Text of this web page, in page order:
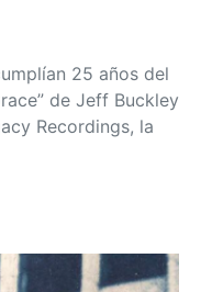
25 años del
de Jeff Buckley
Recordings, la